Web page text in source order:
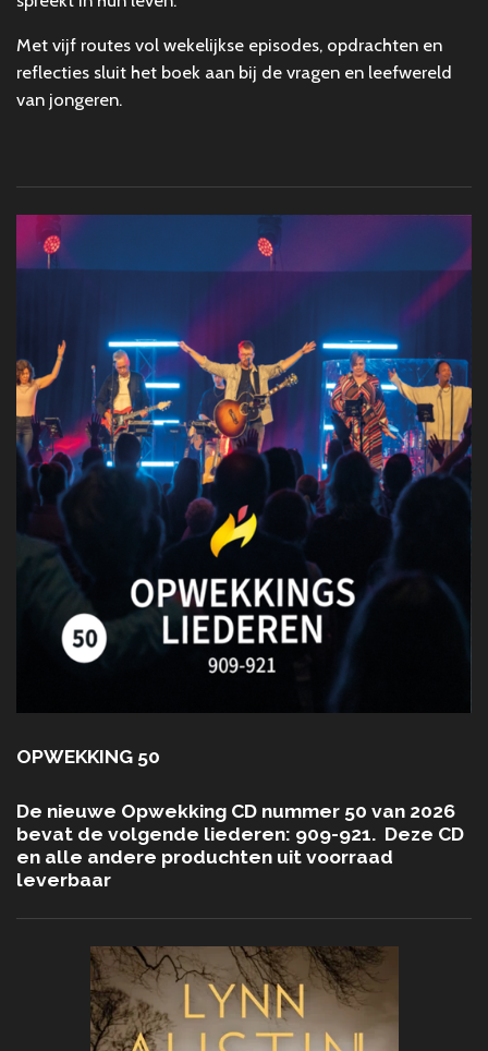
Met vijf routes vol wekelijkse episodes, opdrachten en
reflecties sluit het boek aan bij de vragen en leefwereld
van jongeren.
OPWEKKING 50
De nieuwe Opwekking CD nummer 50 van 2026
bevat de volgende liederen: 909-921. Deze CD
en alle andere produchten uit voorraad
leverbaar